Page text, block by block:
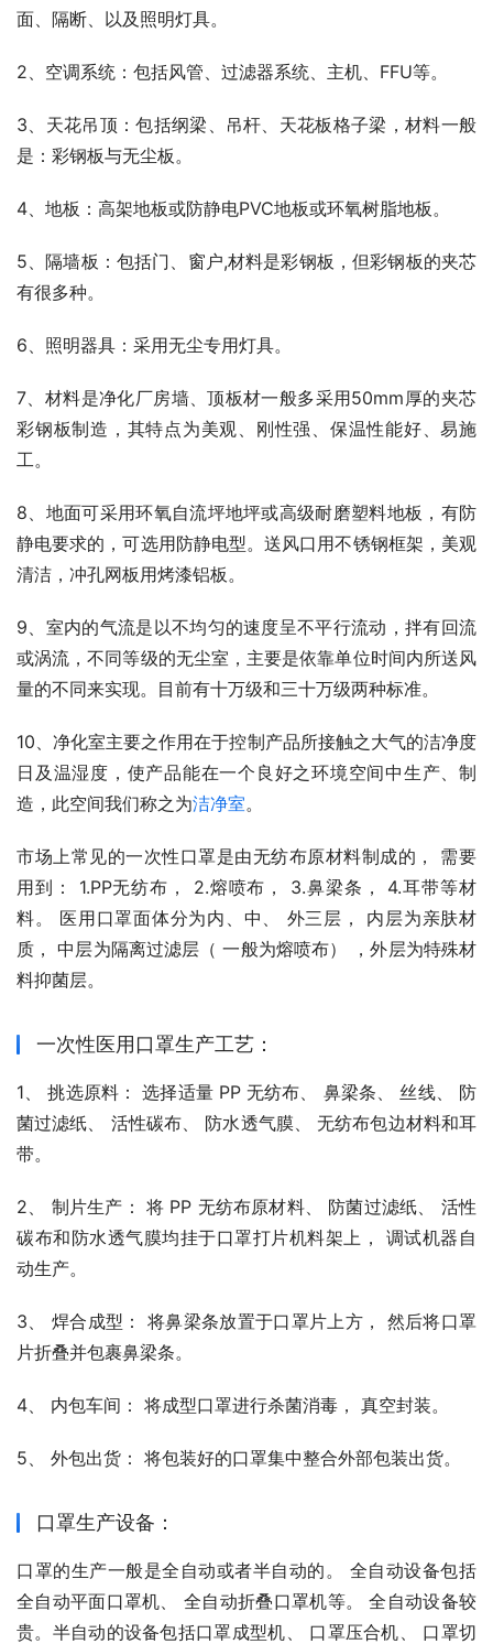
面、隔断、以及照明灯具。
2、空调系统：包括风管、过滤器系统、主机、FFU等。
3、天花吊顶：包括纲梁、吊杆、天花板格子梁，材料一般
是：彩钢板与无尘板。
4、地板：高架地板或防静电PVC地板或环氧树脂地板。
5、隔墙板：包括门、窗户,材料是彩钢板，但彩钢板的夹芯
有很多种。
6、照明器具：采用无尘专用灯具。
7、材料是净化厂房墙、顶板材一般多采用50mm厚的夹芯
彩钢板制造，其特点为美观、刚性强、保温性能好、易施
工。
8、地面可采用环氧自流坪地坪或高级耐磨塑料地板，有防
静电要求的，可选用防静电型。送风口用不锈钢框架，美观
清洁，冲孔网板用烤漆铝板。
9、室内的气流是以不均匀的速度呈不平行流动，拌有回流
或涡流，不同等级的无尘室，主要是依靠单位时间内所送风
量的不同来实现。目前有十万级和三十万级两种标准。
10、净化室主要之作用在于控制产品所接触之大气的洁净度
日及温湿度，使产品能在一个良好之环境空间中生产、制
造，此空间我们称之为洁净室。
市场上常见的一次性口罩是由无纺布原材料制成的， 需要
用到： 1.PP无纺布， 2.熔喷布， 3.鼻梁条， 4.耳带等材
料。 医用口罩面体分为内、中、 外三层， 内层为亲肤材
质， 中层为隔离过滤层（ 一般为熔喷布） ，外层为特殊材
料抑菌层。
一次性医用口罩生产工艺：
1、 挑选原料： 选择适量 PP 无纺布、 鼻梁条、 丝线、 防
菌过滤纸、 活性碳布、 防水透气膜、 无纺布包边材料和耳
带。
2、 制片生产： 将 PP 无纺布原材料、 防菌过滤纸、 活性
碳布和防水透气膜均挂于口罩打片机料架上， 调试机器自
动生产。
3、 焊合成型： 将鼻梁条放置于口罩片上方， 然后将口罩
片折叠并包裹鼻梁条。
4、 内包车间： 将成型口罩进行杀菌消毒， 真空封装。
5、 外包出货： 将包装好的口罩集中整合外部包装出货。
口罩生产设备：
口罩的生产一般是全自动或者半自动的。 全自动设备包括
全自动平面口罩机、 全自动折叠口罩机等。 全自动设备较
贵。半自动的设备包括口罩成型机、 口罩压合机、 口罩切